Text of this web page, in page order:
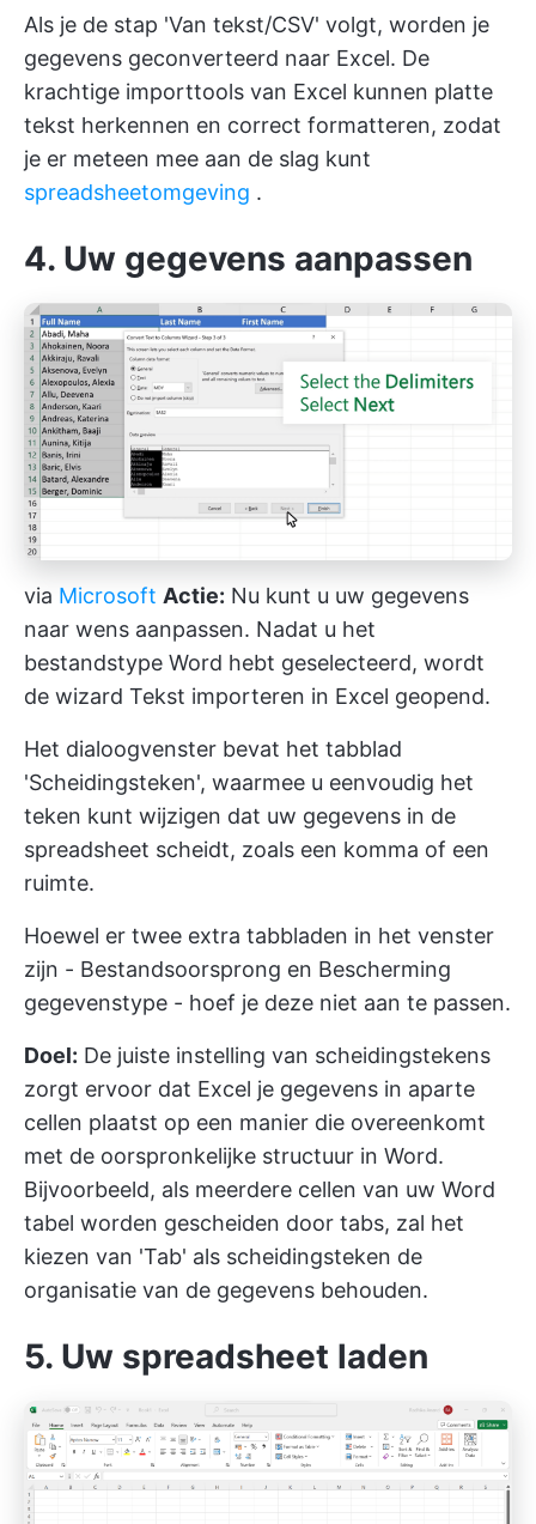
Als je de stap 'Van tekst/CSV' volgt, worden je
gegevens geconverteerd naar Excel. De
krachtige importtools van Excel kunnen platte
tekst herkennen en correct formatteren, zodat
je er meteen mee aan de slag kunt
spreadsheetomgeving .
4. Uw gegevens aanpassen
via Microsoft Actie: Nu kunt u uw gegevens
naar wens aanpassen. Nadat u het
bestandstype Word hebt geselecteerd, wordt
de wizard Tekst importeren in Excel geopend.
Het dialoogvenster bevat het tabblad
'Scheidingsteken', waarmee u eenvoudig het
teken kunt wijzigen dat uw gegevens in de
spreadsheet scheidt, zoals een komma of een
ruimte.
Hoewel er twee extra tabbladen in het venster
zijn - Bestandsoorsprong en Bescherming
gegevenstype - hoef je deze niet aan te passen.
Doel: De juiste instelling van scheidingstekens
zorgt ervoor dat Excel je gegevens in aparte
cellen plaatst op een manier die overeenkomt
met de oorspronkelijke structuur in Word.
Bijvoorbeeld, als meerdere cellen van uw Word
tabel worden gescheiden door tabs, zal het
kiezen van 'Tab' als scheidingsteken de
organisatie van de gegevens behouden.
5. Uw spreadsheet laden